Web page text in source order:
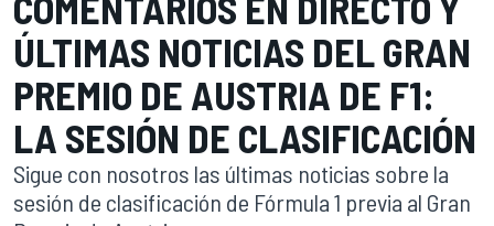
ÚLTIMAS NOTICIAS DEL GRAN
PREMIO DE AUSTRIA DE F1:
LA SESIÓN DE CLASIFICACIÓN
Sigue con nosotros las últimas noticias sobre la
sesión de clasificación de Fórmula 1 previa al Gran